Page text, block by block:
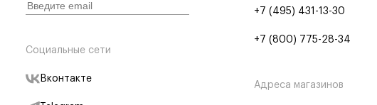
Социальные сети
Вконтакте
+7 (495) 431-13-30
+7 (800) 775-28-34
Адреса магазинов